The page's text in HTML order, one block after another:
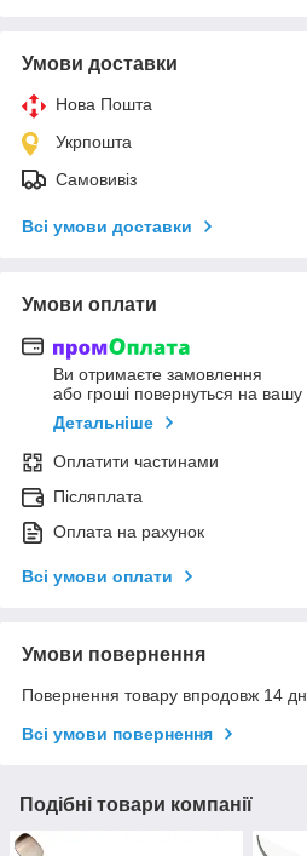
Умови доставки
Нова Пошта
Укрпошта
Самовивіз
Всі умови доставки
Умови оплати
Ви отримаєте замовлення
або гроші повернуться на вашу
Детальніше
Оплатити частинами
Післяплата
Оплата на рахунок
Всі умови оплати
Умови повернення
Повернення товару впродовж 14
Всі умови повернення
Подібні товари компанії